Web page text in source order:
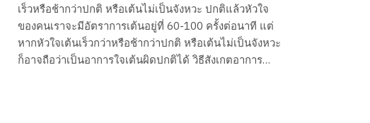
เร็วหรือช้ากว่าปกติ หรือเต้นไม่เป็นจังหวะ ปกติแล้วหัวใจ
ของคนเราจะมีอัตราการเต้นอยู่ที่ 60-100 ครั้งต่อนาที แต่
หากหัวใจเต้นเร็วกว่าหรือช้ากว่าปกติ หรือเต้นไม่เป็นจังหวะ
ก็อาจถือว่าเป็นอาการใจเต้นผิดปกติได้ วิธีสังเกตอาการ…